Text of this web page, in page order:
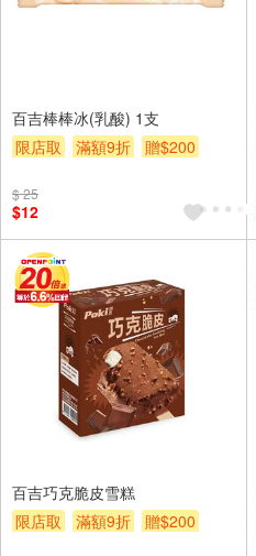
百吉棒棒冰(乳酸) 1支
限店取
滿額9折 贈$200
$ 25
$12
百吉巧克脆皮雪糕
限店取
滿額9折 贈$200